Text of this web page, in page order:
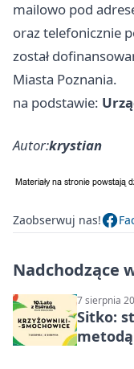
mailowo pod
oraz telefonicznie
został
Miasta Poznania.
na podstawie:
Autor:krystian
Zaobserwuj nas!
Nadchodzące
7 sierpnia
Sitko: